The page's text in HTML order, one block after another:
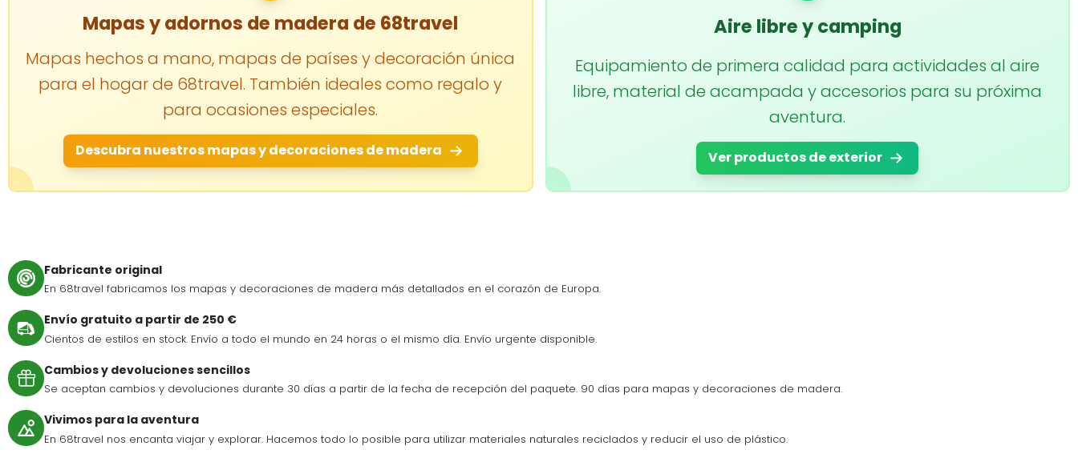
Mapas y adornos de madera de 68travel
Mapas hechos a mano, mapas de países y decoración única
para el hogar de 68travel. También ideales como regalo y
para ocasiones especiales.
Descubra nuestros mapas y decoraciones de madera
Aire libre y camping
Equipamiento de primera calidad para actividades al aire
libre, material de acampada y accesorios para su próxima
aventura.
Ver productos de exterior
Fabricante original
En 68travel fabricamos los mapas y decoraciones de madera más detallados en el corazón de Europa.
Envío gratuito a partir de 250 €
Cientos de estilos en stock. Envío a todo el mundo en 24 horas o el mismo día. Envío urgente disponible.
Cambios y devoluciones sencillos
Se aceptan cambios y devoluciones durante 30 días a partir de la fecha de recepción del paquete. 90 días para mapas y decoraciones de madera.
Vivimos para la aventura
En 68travel nos encanta viajar y explorar. Hacemos todo lo posible para utilizar materiales naturales reciclados y reducir el uso de plástico.